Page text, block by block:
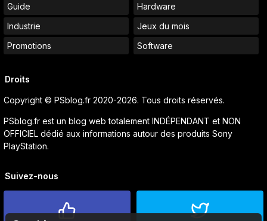
Guide
Hardware
Industrie
Jeux du mois
Promotions
Software
Droits
Copyright © PSblog.fr 2020-2026. Tous droits réservés.
PSblog.fr est un blog web totalement INDÉPENDANT et NON
OFFICIEL dédié aux informations autour des produits Sony
PlayStation.
Suivez-nous